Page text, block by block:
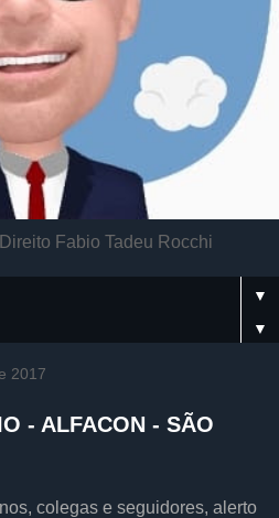
Fabio Tadeu Rocchi
▼
▼
2017
- ALFACON - SÃO
colegas e seguidores, alerto